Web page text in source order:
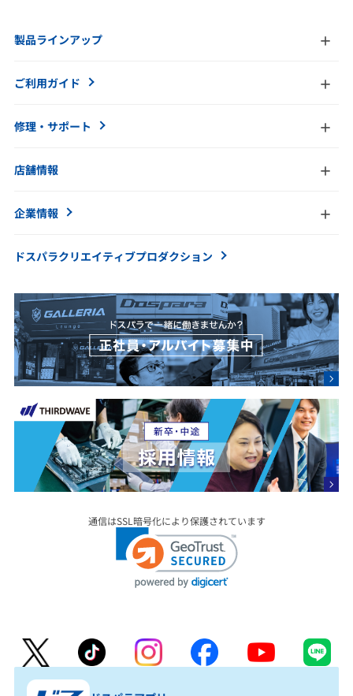
製品ラインアップ
ご利用ガイド
修理・サポート
店舗情報
企業情報
ドスパラクリエイティブプロダクション
通信はSSL暗号化により保護されています